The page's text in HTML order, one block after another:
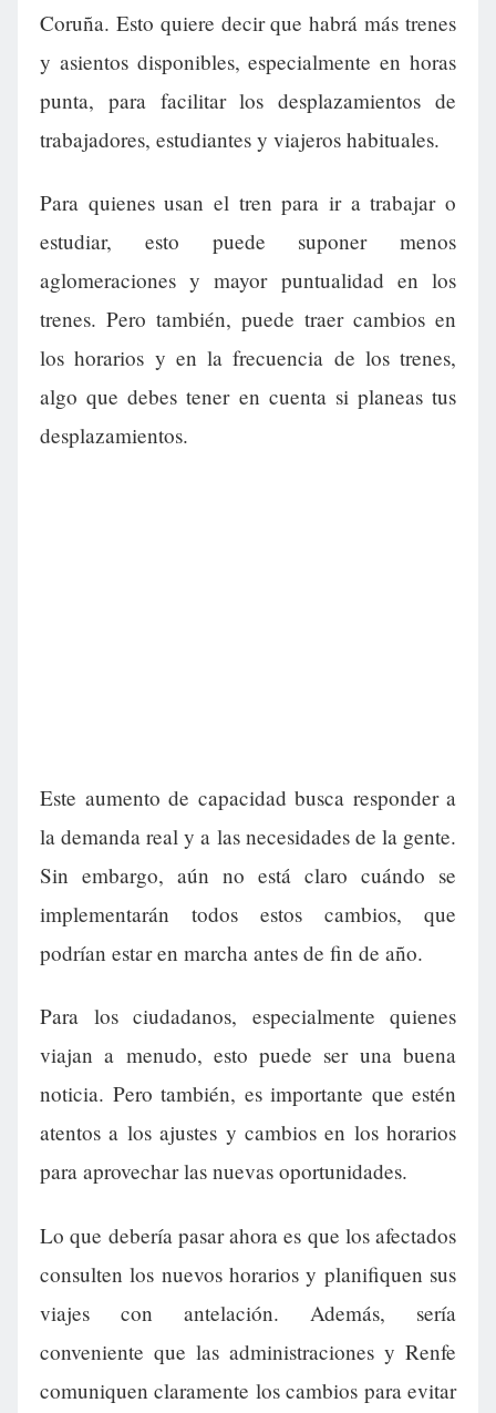
Coruña. Esto quiere decir que habrá más trenes
y asientos disponibles, especialmente en horas
punta, para facilitar los desplazamientos de
trabajadores, estudiantes y viajeros habituales.
Para quienes usan el tren para ir a trabajar o
estudiar, esto puede suponer menos
aglomeraciones y mayor puntualidad en los
trenes. Pero también, puede traer cambios en
los horarios y en la frecuencia de los trenes,
algo que debes tener en cuenta si planeas tus
desplazamientos.
Este aumento de capacidad busca responder a
la demanda real y a las necesidades de la gente.
Sin embargo, aún no está claro cuándo se
implementarán todos estos cambios, que
podrían estar en marcha antes de fin de año.
Para los ciudadanos, especialmente quienes
viajan a menudo, esto puede ser una buena
noticia. Pero también, es importante que estén
atentos a los ajustes y cambios en los horarios
para aprovechar las nuevas oportunidades.
Lo que debería pasar ahora es que los afectados
consulten los nuevos horarios y planifiquen sus
viajes con antelación. Además, sería
conveniente que las administraciones y Renfe
comuniquen claramente los cambios para evitar